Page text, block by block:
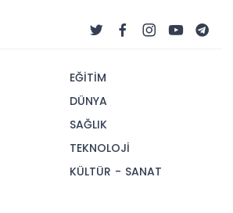
EĞİTİM
DÜNYA
SAĞLIK
TEKNOLOJİ
KÜLTÜR - SANAT